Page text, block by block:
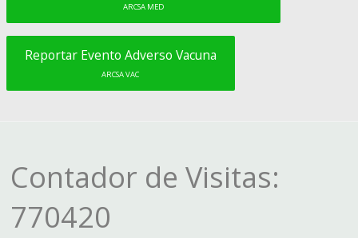
ARCSA MED
Reportar Evento Adverso Vacuna
ARCSA VAC
Contador de Visitas:
770420